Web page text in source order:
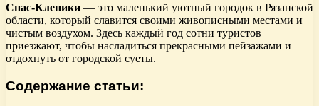
Спас-Клепики — это маленький уютный городок в Рязанской
области, который славится своими живописными местами и
чистым воздухом. Здесь каждый год сотни туристов
приезжают, чтобы насладиться прекрасными пейзажами и
отдохнуть от городской суеты.
Содержание статьи: